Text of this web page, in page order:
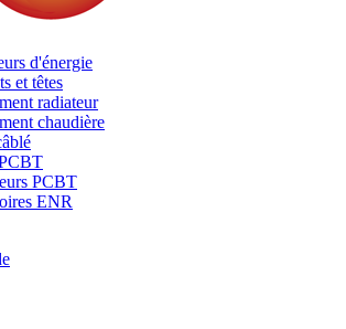
d'énergie
et têtes
radiateur
chaudière
PCBT
ENR